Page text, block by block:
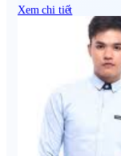
Xem chi tiết